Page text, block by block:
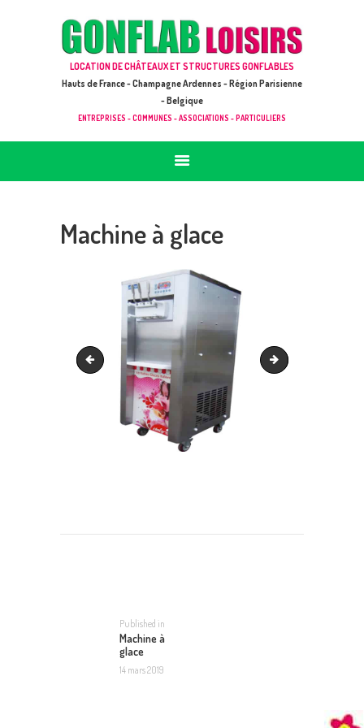
LOCATION DE CHÂTEAUX ET STRUCTURES GONFLABLES
Hauts de France - Champagne Ardennes - Région Parisienne
- Belgique
ENTREPRISES - COMMUNES - ASSOCIATIONS - PARTICULIERS
GONFLAB LOISIRS
ACCUEIL
JEUX À LOUER & PRESTATIONS
CATALOGUE / TARIF
DEMANDE DE DEVIS (SOUS 24H)
Machine à glace
800-600-vert Glace à l'italienne
L’ARTICLE
Published in
Machine à
glace
14 mars 2019